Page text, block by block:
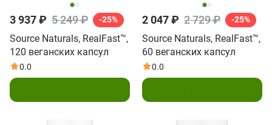
3 937 ₽ 5 249 ₽ -25%
Source Naturals, RealFast™,
120 веганских капсул
0.0
2 047 ₽ 2 729 ₽ -25%
Source Naturals, RealFast™,
60 веганских капсул
0.0